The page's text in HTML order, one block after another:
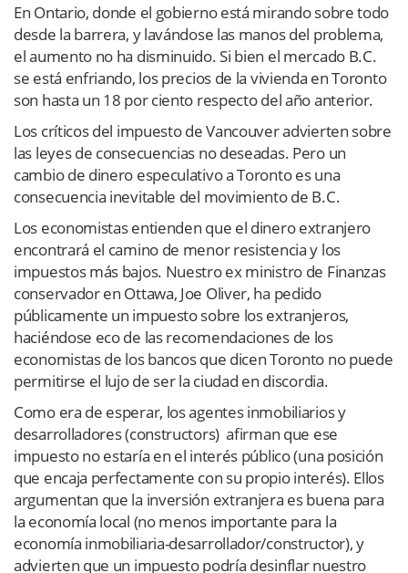
En Ontario, donde el gobierno está mirando sobre todo
desde la barrera, y lavándose las manos del problema,
el aumento no ha disminuido. Si bien el mercado B.C.
se está enfriando, los precios de la vivienda en Toronto
son hasta un 18 por ciento respecto del año anterior.
Los críticos del impuesto de Vancouver advierten sobre
las leyes de consecuencias no deseadas. Pero un
cambio de dinero especulativo a Toronto es una
consecuencia inevitable del movimiento de B.C.
Los economistas entienden que el dinero extranjero
encontrará el camino de menor resistencia y los
impuestos más bajos. Nuestro ex ministro de Finanzas
conservador en Ottawa, Joe Oliver, ha pedido
públicamente un impuesto sobre los extranjeros,
haciéndose eco de las recomendaciones de los
economistas de los bancos que dicen Toronto no puede
permitirse el lujo de ser la ciudad en discordia.
Como era de esperar, los agentes inmobiliarios y
desarrolladores (constructors) afirman que ese
impuesto no estaría en el interés público (una posición
que encaja perfectamente con su propio interés). Ellos
argumentan que la inversión extranjera es buena para
la economía local (no menos importante para la
economía inmobiliaria-desarrollador/constructor), y
advierten que un impuesto podría desinflar nuestro